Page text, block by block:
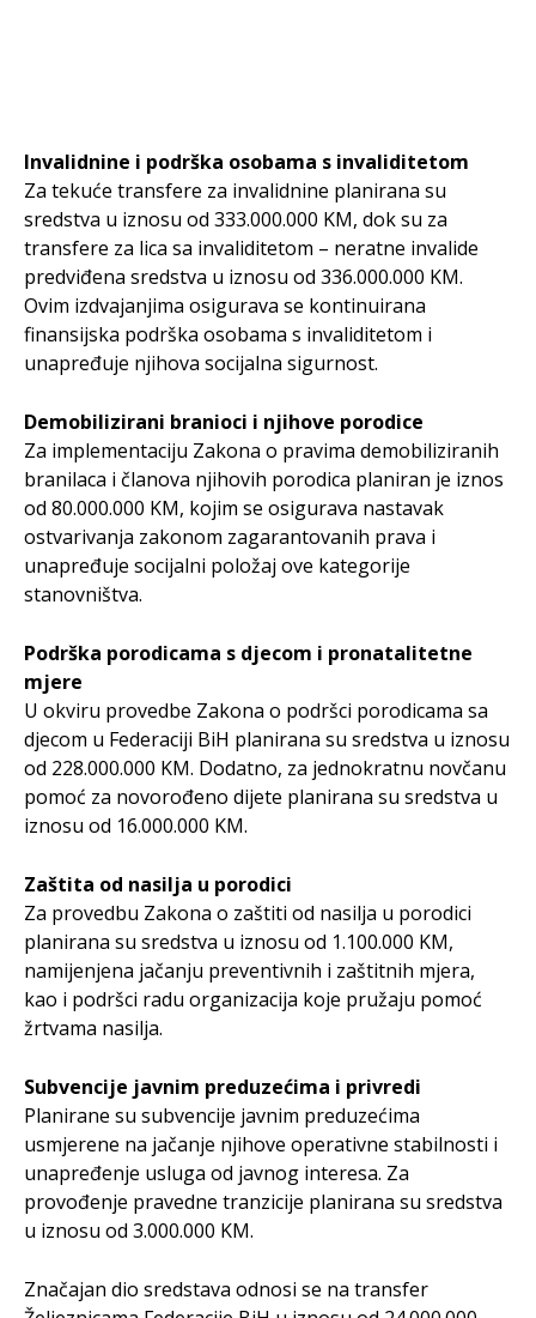
Invalidnine i podrška osobama s invaliditetom
Za tekuće transfere za invalidnine planirana su
sredstva u iznosu od 333.000.000 KM, dok su za
transfere za lica sa invaliditetom – neratne invalide
predviđena sredstva u iznosu od 336.000.000 KM.
Ovim izdvajanjima osigurava se kontinuirana
finansijska podrška osobama s invaliditetom i
unapređuje njihova socijalna sigurnost.
Demobilizirani branioci i njihove porodice
Za implementaciju Zakona o pravima demobiliziranih
branilaca i članova njihovih porodica planiran je iznos
od 80.000.000 KM, kojim se osigurava nastavak
ostvarivanja zakonom zagarantovanih prava i
unapređuje socijalni položaj ove kategorije
stanovništva.
Podrška porodicama s djecom i pronatalitetne
mjere
U okviru provedbe Zakona o podršci porodicama sa
djecom u Federaciji BiH planirana su sredstva u iznosu
od 228.000.000 KM. Dodatno, za jednokratnu novčanu
pomoć za novorođeno dijete planirana su sredstva u
iznosu od 16.000.000 KM.
Zaštita od nasilja u porodici
Za provedbu Zakona o zaštiti od nasilja u porodici
planirana su sredstva u iznosu od 1.100.000 KM,
namijenjena jačanju preventivnih i zaštitnih mjera,
kao i podršci radu organizacija koje pružaju pomoć
žrtvama nasilja.
Subvencije javnim preduzećima i privredi
Planirane su subvencije javnim preduzećima
usmjerene na jačanje njihove operativne stabilnosti i
unapređenje usluga od javnog interesa. Za
provođenje pravedne tranzicije planirana su sredstva
u iznosu od 3.000.000 KM.
Značajan dio sredstava odnosi se na transfer